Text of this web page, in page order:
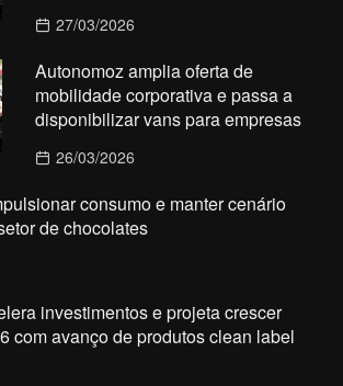
27/03/2026
Autonomoz amplia oferta de
mobilidade corporativa e passa a
disponibilizar vans para empresas
26/03/2026
consumo e manter cenário
de chocolates
investimentos e projeta crescer
com avanço de produtos clean label